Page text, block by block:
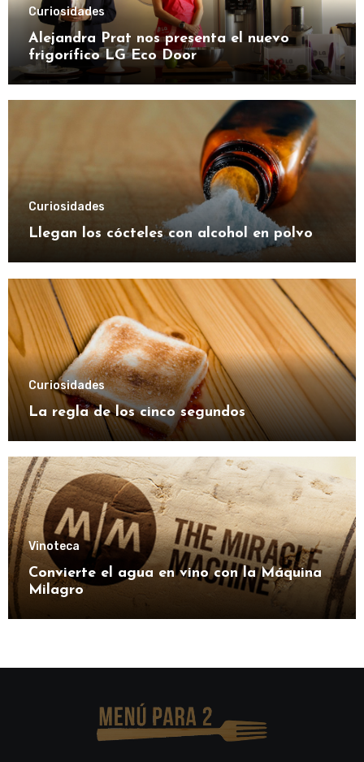
Curiosidades
Alejandra Prat nos presenta el nuevo
frigorífico LG Eco Door
Curiosidades
Llegan los cócteles con alcohol en polvo
Curiosidades
La regla de los cinco segundos
Vinoteca
Convierte el agua en vino con la Máquina
Milagro